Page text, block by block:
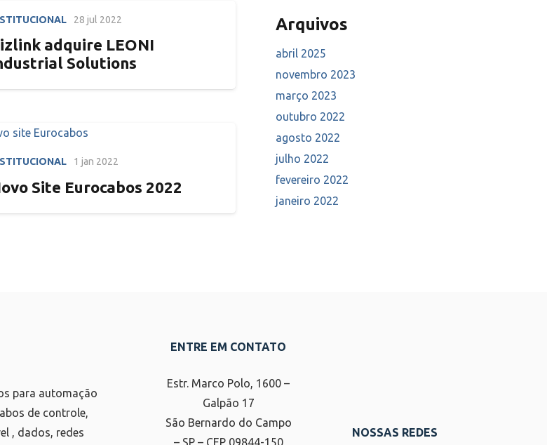
28 jul 2022
adquire LEONI
Solutions
1 jan 2022
Site Eurocabos 2022
Arquivos
abril 2025
novembro 2023
março 2023
outubro 2022
agosto 2022
julho 2022
fevereiro 2022
janeiro 2022
para automação
de controle,
, dados, redes
ENTRE EM CONTATO
Estr. Marco Polo, 1600 –
Galpão 17
São Bernardo do Campo
– SP – CEP 09844-150
NOSSAS REDES